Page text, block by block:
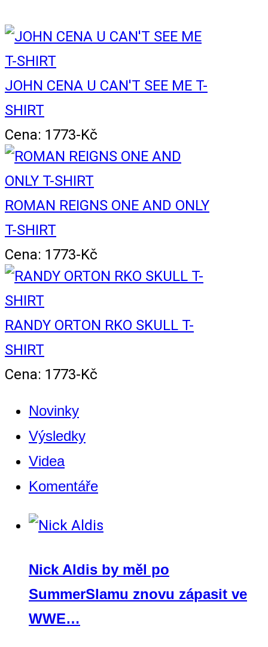
JOHN CENA U CAN'T SEE ME T-
SHIRT
Cena: 1773-Kč
ROMAN REIGNS ONE AND ONLY
T-SHIRT
Cena: 1773-Kč
RANDY ORTON RKO SKULL T-
SHIRT
Cena: 1773-Kč
Novinky
Výsledky
Videa
Komentáře
Nick Aldis by měl po
SummerSlamu znovu zápasit ve
WWE…